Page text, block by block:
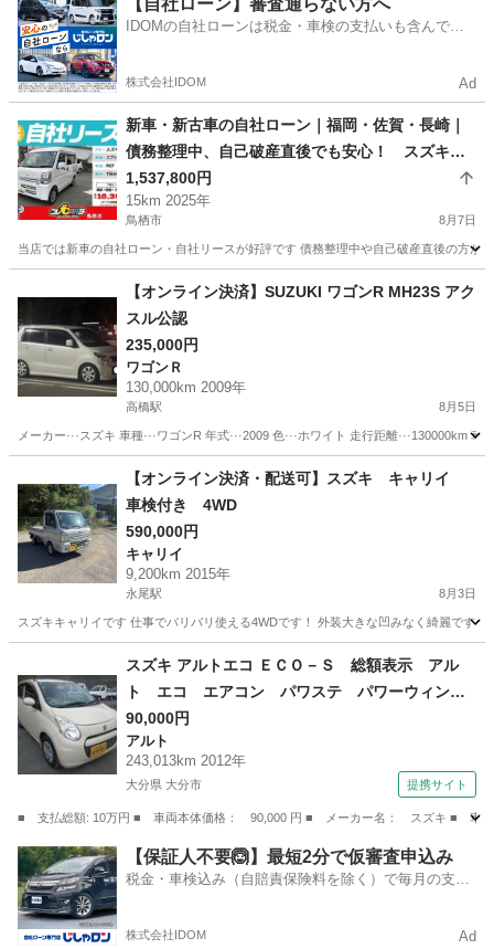
【自社ローン】審査通らない方へ
IDOMの自社ローンは税金・車検の支払いも含んでい
株式会社IDOM Ad
新車・新古車の自社ローン｜福岡・佐賀・長崎｜
債務整理中、自己破産直後でも安心！ スズキ
エブリィ R07年式 黒ナンバー登録可
1,537,800円
15km 2025年
鳥栖市 8月7日
当店では新車の自社ローン・自社リースが好評です 債務整理中や自己破産直後の方
スズキ 車両
【オンライン決済】SUZUKI ワゴンR MH23S アク
スル公認
235,000円
ワゴンＲ
130,000km 2009年
高橋駅 8月5日
メーカー···スズキ 車種···ワゴンR 年式···2009 色···ホワイト 走行距離
高橋駅 ワゴンＲ ワゴンR
【オンライン決済・配送可】スズキ キャリイ
車検付き 4WD
590,000円
キャリイ
9,200km 2015年
永尾駅 8月3日
スズキキャリイです 仕事でバリバリ使える4WDです！ 外装大きな凹みなく綺麗です
永尾駅 キャリイ
スズキ アルトエコ ＥＣＯ－Ｓ 総額表示 アル
ト エコ エアコン パワステ パワーウィン
ド キーレスキー タイミングチェーン Ｉ－Ｓ
ＴＯＰ （検9.2）
90,000円
アルト
243,013km 2012年
大分県 大分市 提携サイト
■ 支払総額: 10万円 ■ 車両本体価格： 90,000 円 ■ メーカー名： スズキ ■
大分 大分市 アルト
【保証人不要🙆】最短2分で仮審査申込み
税金・車検込み（自賠責保険料を除く）で毎月の支払
株式会社IDOM Ad